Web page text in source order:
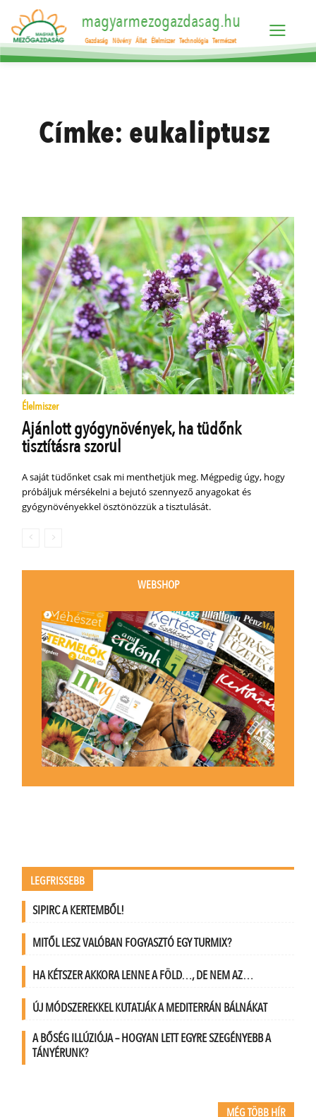
magyarmezogazdasag.hu
Gazdaság Növény Állat Élelmiszer Technológia Természet
Címke: eukaliptusz
Élelmiszer
Ajánlott gyógynövények, ha tüdőnk
tisztításra szorul
A saját tüdőnket csak mi menthetjük meg. Mégpedig úgy, hogy
próbáljuk mérsékelni a bejutó szennyező anyagokat és
gyógynövényekkel ösztönözzük a tisztulását.
WEBSHOP
LEGFRISSEBB
SIPIRC A KERTEMBŐL!
MITŐL LESZ VALÓBAN FOGYASZTÓ EGY TURMIX?
HA KÉTSZER AKKORA LENNE A FÖLD…, DE NEM AZ…
ÚJ MÓDSZEREKKEL KUTATJÁK A MEDITERRÁN BÁLNÁKAT
A BŐSÉG ILLÚZIÓJA – HOGYAN LETT EGYRE SZEGÉNYEBB A
TÁNYÉRUNK?
MÉG TÖBB HÍR